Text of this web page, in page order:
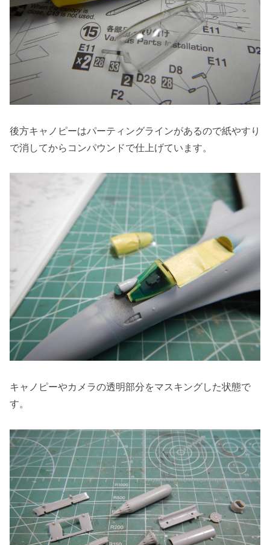
後方キャノピーはパーティングラインがあるので紙やすり
で消してからコンパウンドで仕上げています。
キャノピーやカメラの透明部分をマスキングした状態で
す。